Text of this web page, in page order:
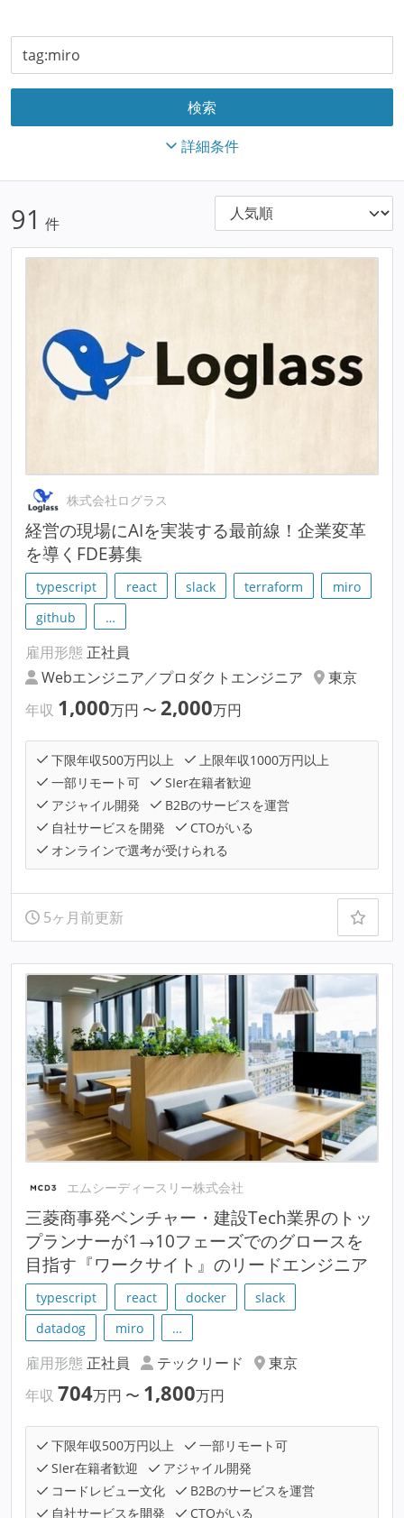
詳細条件
91 件
株式会社ログラス
経営の現場にAIを実装する最前線！企業変革
を導くFDE募集
typescript react slack terraform
miro
github
…
雇用形態 正社員
Webエンジニア／プロダクトエンジニア
東京
年収 1,000万円 〜 2,000万円
下限年収500万円以上
上限年収1000万円以上
一部リモート可
SIer在籍者歓迎
アジャイル開発
B2Bのサービスを運営
自社サービスを開発
CTOがいる
オンラインで選考が受けられる
5ヶ月前更新
エムシーディースリー株式会社
三菱商事発ベンチャー・建設Tech業界のトッ
プランナーが1→10フェーズでのグロースを
目指す『ワークサイト』のリードエンジニア
typescript react docker
slack
datadog
miro …
雇用形態 正社員 テックリード
東京
年収 704万円 〜 1,800万円
下限年収500万円以上
一部リモート可
SIer在籍者歓迎
アジャイル開発
コードレビュー文化
B2Bのサービスを運営
自社サービスを開発
CTOがいる